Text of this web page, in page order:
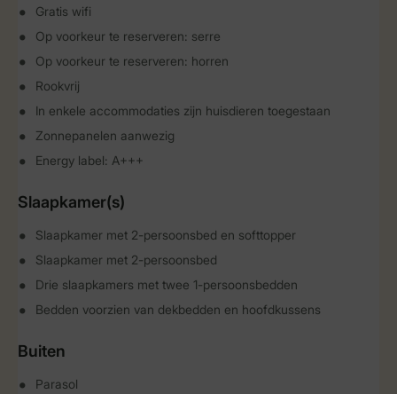
Gratis wifi
Op voorkeur te reserveren: serre
Op voorkeur te reserveren: horren
Rookvrij
In enkele accommodaties zijn huisdieren toegestaan
Zonnepanelen aanwezig
Energy label: A+++
Slaapkamer(s)
Slaapkamer met 2-persoonsbed en softtopper
Slaapkamer met 2-persoonsbed
Drie slaapkamers met twee 1-persoonsbedden
Bedden voorzien van dekbedden en hoofdkussens
Buiten
Parasol